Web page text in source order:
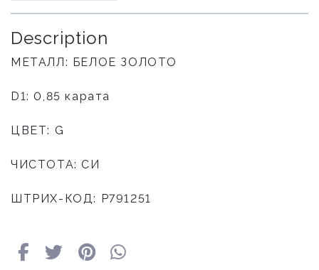
Description
МЕТАЛЛ: БЕЛОЕ ЗОЛОТО
D1: 0,85 карата
ЦВЕТ: G
ЧИСТОТА: СИ
ШТРИХ-КОД: P791251